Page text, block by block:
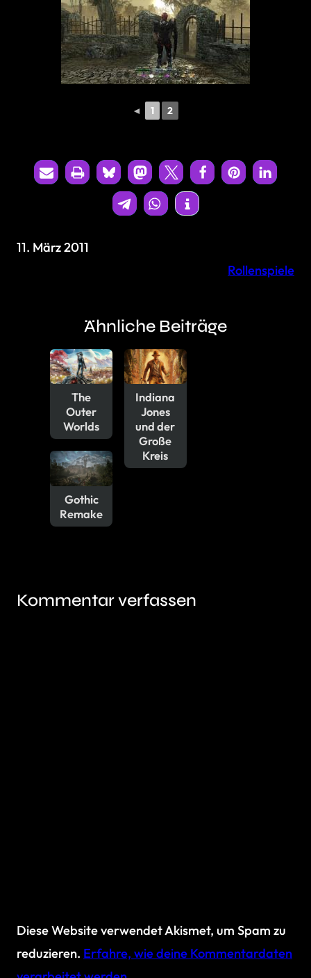
◄ 1 2
11. März 2011
Rollenspiele
Ähnliche Beiträge
The
Outer
Worlds
Gothic
Remake
Indiana
Jones
und der
Große
Kreis
Kommentar verfassen
Diese Website verwendet Akismet, um Spam zu
reduzieren. Erfahre, wie deine Kommentardaten